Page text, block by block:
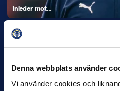
Denna webbplats använder
Vi använder cookies och
Inleder mot…